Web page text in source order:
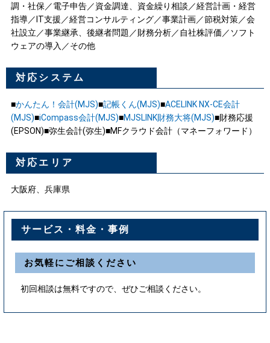
調・社保／電子申告／資金調達、資金繰り相談／経営計画・経営
指導／IT支援／経営コンサルティング／事業計画／節税対策／会
社設立／事業継承、後継者問題／財務分析／自社株評価／ソフト
ウェアの導入／その他
対応システム
■かんたん！会計(MJS)■記帳くん(MJS)■ACELINK NX-CE会計
(MJS)■iCompass会計(MJS)■MJSLINK財務大将(MJS)■財務応援
(EPSON)■弥生会計(弥生)■MFクラウド会計（マネーフォワード）
対応エリア
大阪府、兵庫県
サービス・料金・事例
お気軽にご相談ください
初回相談は無料ですので、ぜひご相談ください。